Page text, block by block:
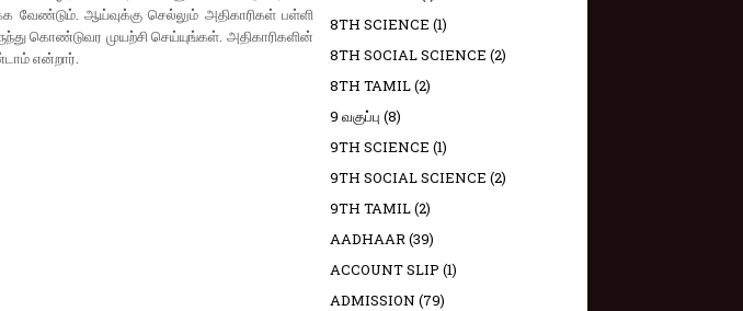
வேண்டும். ஆய்வுக்கு செல்லும் அதிகாரிகள் பள்ளி
கொண்டுவர முயற்சி செய்யுங்கள். அதிகாரிகளின்
என்றார்.
8TH SCIENCE (1)
8TH SOCIAL SCIENCE (2)
8TH TAMIL(2)
9 வகுப்பு (8)
9TH SCIENCE (1)
9TH SOCIAL SCIENCE (2)
9TH TAMIL(2)
AADHAAR(39)
ACCOUNT SLIP (1)
ADMISSION (79)